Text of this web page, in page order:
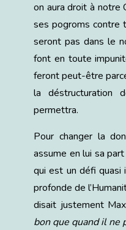
on aura droit à notre
ses pogroms contre
seront pas dans le
font en toute
feront peut-être
la déstructuration
permettra.
Pour changer la
assume en lui sa
qui est un défi quasi
profonde de
disait justement
bon que quand il ne